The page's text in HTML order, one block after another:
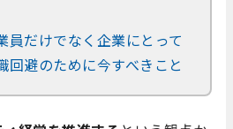
員だけでなく企業にとって
回避のために今すべきこと